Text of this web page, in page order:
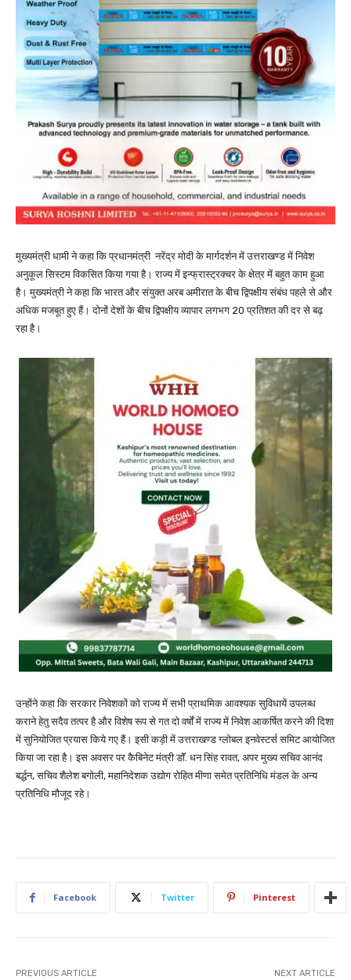
मुख्यमंत्री धामी ने कहा कि प्रधानमंत्री नरेंद्र मोदी के मार्गदर्शन में उत्तराखण्ड में निवेश
अनुकूल सिस्टम विकसित किया गया है। राज्य में इन्फ्रास्ट्रक्चर के क्षेत्र में बहुत काम हुआ
है। मुख्यमंत्री ने कहा कि भारत और संयुक्त अरब अमीरात के बीच द्विपक्षीय संबंध पहले से और
अधिक मजबूत हुए हैं। दोनों देशों के बीच द्विपक्षीय व्यापार लगभग 20 प्रतिशत की दर से बढ़
रहा है।
उन्होंने कहा कि सरकार निवेशकों को राज्य में सभी प्राथमिक आवश्यक सुविधायें उपलब्ध
कराने हेतु सदैव तत्पर है और विशेष रूप से गत दो वर्षों में राज्य में निवेश आकर्षित करने की दिशा
में सुनियोजित प्रयास किये गए हैं। इसी कड़ी में उत्तराखण्ड ग्लोबल इनवेस्टर्स समिट आयोजित
किया जा रहा है। इस अवसर पर कैबिनेट मंत्री डॉॅ. धन सिंह रावत, अपर मुख्य सचिव आनंद
बर्द्धन, सचिव शैलेश बगोली, महानिदेशक उद्योग रोहित मीणा समेत प्रतिनिधि मंडल के अन्य
प्रतिनिधि मौजूद रहे।
Facebook Twitter Pinterest
PREVIOUS ARTICLE NEXT ARTICLE